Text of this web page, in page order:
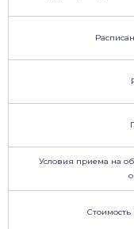
Условия приема на
Стоимость